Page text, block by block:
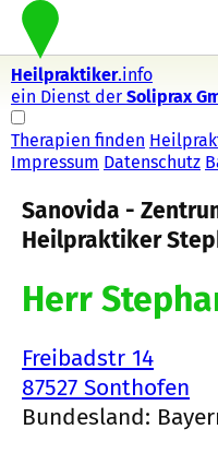
Heilpraktiker.info
ein Dienst der Soliprax
Therapien finden
Impressum Datenschutz
Sanovida -
Heilpraktiker
Herr
Freibadstr 14
87527 Sonthofen
Bundesland: